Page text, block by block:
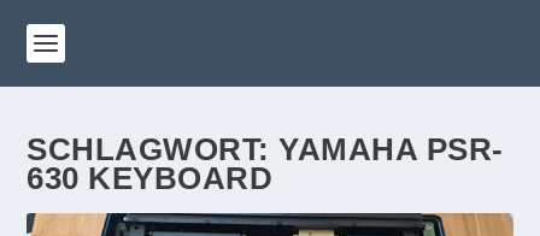
SCHLAGWORT:YAMAHA PSR-
630 KEYBOARD